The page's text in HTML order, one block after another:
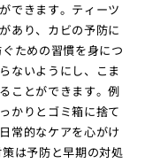
できます。ティーツ
あり、カビの予防に
ための習慣を身につ
ないようにし、こま
ことができます。例
かりとゴミ箱に捨て
常的なケアを心がけ
は予防と早期の対処